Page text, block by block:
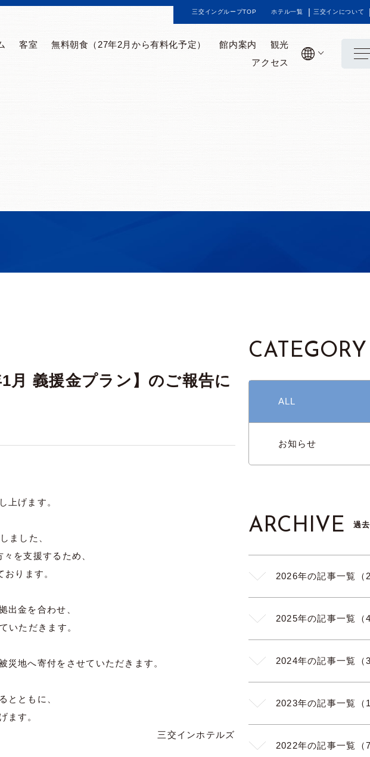
三交イングループTOP ホテル一覧 三交インについて
客室 無料朝食（27年2月から有料化予定） 館内案内
観光
アクセス
月 義援金プラン】のご報告に
上げます。
ました、
を支援するため、
ります。
出金を合わせ、
いただきます。
災地へ寄付をさせていただきます。
とともに、
ます。
三交インホテルズ
CATEGORY
ALL
お知らせ
ARCHIVE 過
2026年の記事一覧（
2025年の記事一覧（
2024年の記事一覧（
2023年の記事一覧（
2022年の記事一覧（7